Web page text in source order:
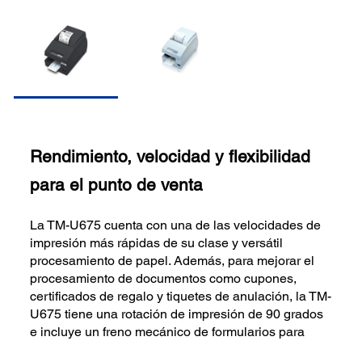
Rendimiento, velocidad y flexibilidad
para el punto de venta
La TM-U675 cuenta con una de las velocidades de
impresión más rápidas de su clase y versátil
procesamiento de papel. Además, para mejorar el
procesamiento de documentos como cupones,
certificados de regalo y tiquetes de anulación, la TM-
U675 tiene una rotación de impresión de 90 grados
e incluye un freno mecánico de formularios para